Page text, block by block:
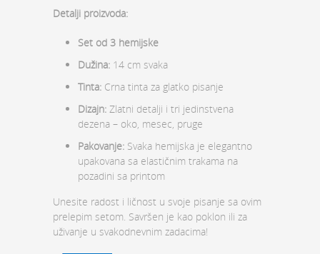
Detalji proizvoda:
Set od 3 hemijske
Dužina: 14 cm svaka
Tinta: Crna tinta za glatko pisanje
Dizajn: Zlatni detalji i tri jedinstvena
dezena – oko, mesec, pruge
Pakovanje: Svaka hemijska je elegantno
upakovana sa elastičnim trakama na
pozadini sa printom
Unesite radost i ličnost u svoje pisanje sa ovim
prelepim setom. Savršen je kao poklon ili za
uživanje u svakodnevnim zadacima!